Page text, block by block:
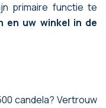
primaire functie te
en uw winkel in de
candela? Vertrouw